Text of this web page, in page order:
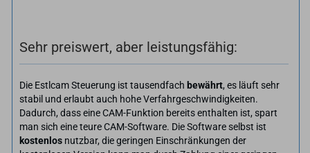
Sehr preiswert, aber leistungsfähig:
Die Estlcam Steuerung ist tausendfach bewährt, es läuft sehr
stabil und erlaubt auch hohe Verfahrgeschwindigkeiten.
Dadurch, dass eine CAM-Funktion bereits enthalten ist, spart
man sich eine teure CAM-Software. Die Software selbst ist
kostenlos nutzbar, die geringen Einschränkungen der